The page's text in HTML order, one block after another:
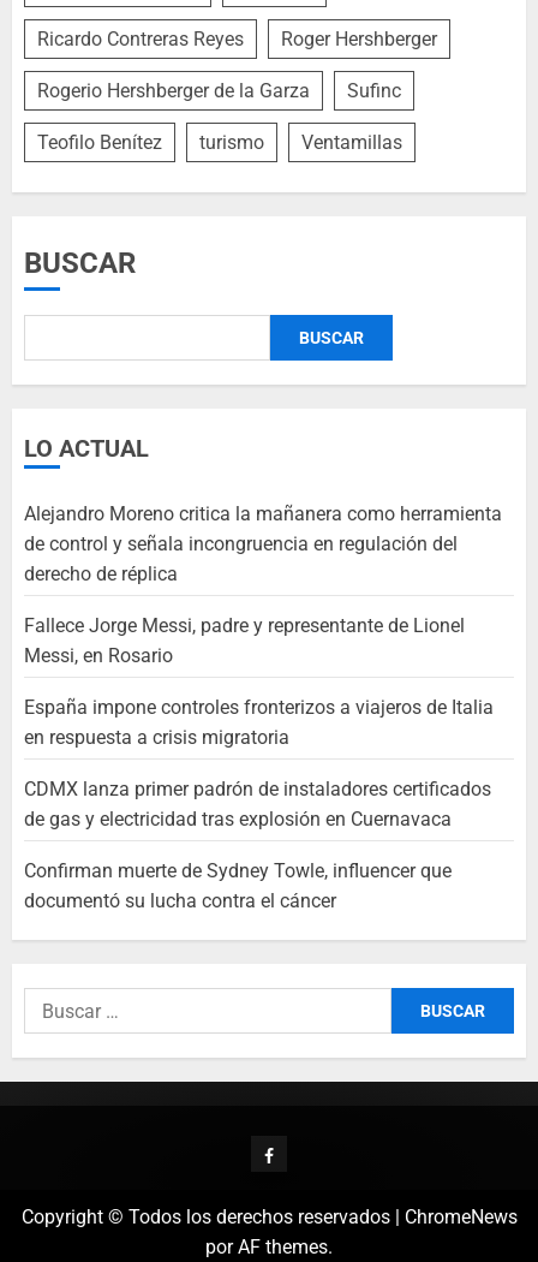
Ricardo Contreras Reyes Roger Hershberger
Rogerio Hershberger de la Garza Sufinc
Teofilo Benítez turismo Ventamillas
BUSCAR
BUSCAR
LO ACTUAL
Alejandro Moreno critica la mañanera como herramienta
de control y señala incongruencia en regulación del
derecho de réplica
Fallece Jorge Messi, padre y representante de Lionel
Messi, en Rosario
España impone controles fronterizos a viajeros de Italia
en respuesta a crisis migratoria
CDMX lanza primer padrón de instaladores certificados
de gas y electricidad tras explosión en Cuernavaca
Confirman muerte de Sydney Towle, influencer que
documentó su lucha contra el cáncer
Copyright © Todos los derechos reservados
ChromeNews
por AF themes.